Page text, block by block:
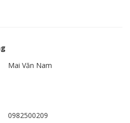
Mai Văn Nam
0982500209